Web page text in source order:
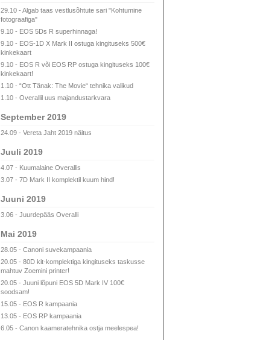
29.10 - Algab taas vestlusõhtute sari "Kohtumine
fotograafiga"
9.10 - EOS 5Ds R superhinnaga!
9.10 - EOS-1D X Mark II ostuga kingituseks 500€
kinkekaart
9.10 - EOS R või EOS RP ostuga kingituseks 100€
kinkekaart!
1.10 - “Ott Tänak: The Movie“ tehnika valikud
1.10 - Overallil uus majandustarkvara
September 2019
24.09 - Vereta Jaht 2019 näitus
Juuli 2019
4.07 - Kuumalaine Overallis
3.07 - 7D Mark II komplektil kuum hind!
Juuni 2019
3.06 - Juurdepääs Overalli
Mai 2019
28.05 - Canoni suvekampaania
20.05 - 80D kit-komplektiga kingituseks taskusse
mahtuv Zoemini printer!
20.05 - Juuni lõpuni EOS 5D Mark IV 100€
soodsam!
15.05 - EOS R kampaania
13.05 - EOS RP kampaania
6.05 - Canon kaameratehnika ostja meelespea!